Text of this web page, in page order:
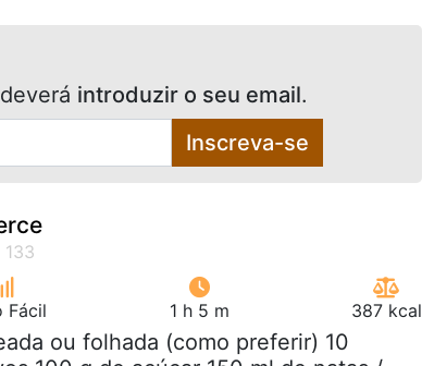
introduzir o seu email.
Inscreva-se
Fácil 1 h 5 m 387 kcal
ou folhada (como preferir) 10